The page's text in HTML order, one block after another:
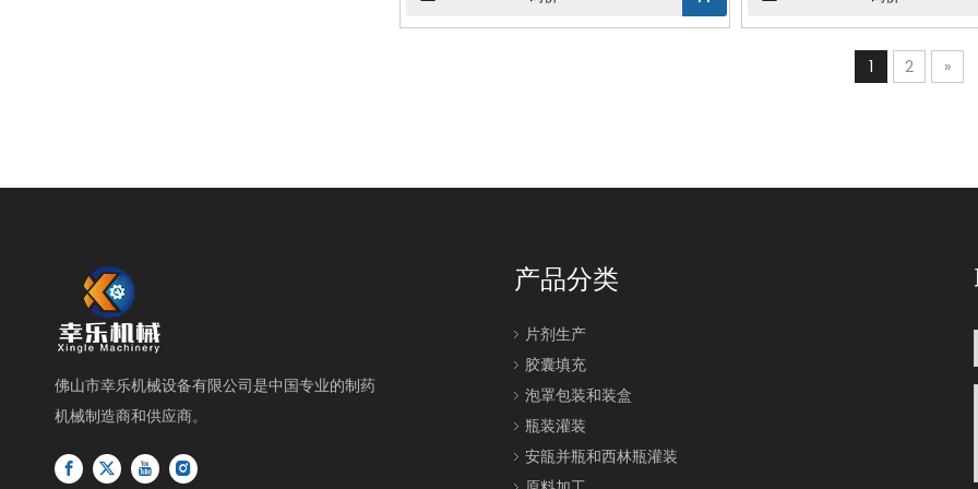
1 2 »
佛山市幸乐机械设备有限公司是中国专业的制药
机械制造商和供应商。
产品分类
片剂生产
胶囊填充
泡罩包装和装盒
瓶装灌装
安瓿并瓶和西林瓶灌装